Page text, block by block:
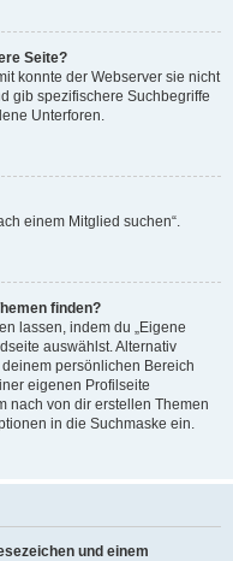
Seite?
konnte der Webserver sie nicht
gib spezifischere Suchbegriffe
Unterforen.
einem Mitglied suchen“.
finden?
lassen, indem du „Eigene
auswählst. Alternativ
persönlichen Bereich
eigenen Profilseite
nach von dir erstellen Themen
in die Suchmaske ein.
und einem